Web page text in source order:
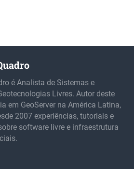
é Analista de Sistemas e
Livres. Autor deste
em GeoServer na América Latina,
2007 experiências, tutoriais e
software livre e infraestrutura